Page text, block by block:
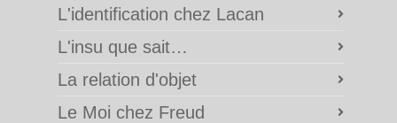
L'identification chez Lacan
L'insu que sait…
La relation d'objet
Le Moi chez Freud